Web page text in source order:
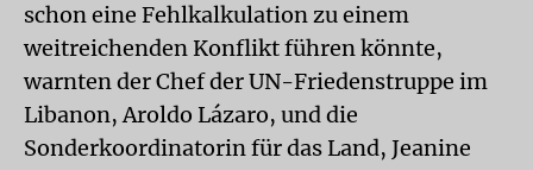
schon eine Fehlkalkulation zu einem
weitreichenden Konflikt führen könnte,
warnten der Chef der UN-Friedenstruppe im
Libanon, Aroldo Lázaro, und die
Sonderkoordinatorin für das Land, Jeanine